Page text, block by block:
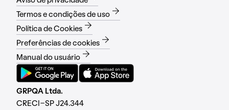
Termos e condições de uso
Política de Cookies
Preferências de cookies
Manual do usuário
GRPQA Ltda.
CRECI-SP J24.344